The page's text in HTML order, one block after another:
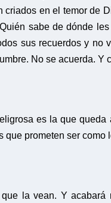
en el temor de
sabe de dónde
sus recuerdos y no
No se acuerda. Y
es la que
prometen ser
la vean. Y acabará